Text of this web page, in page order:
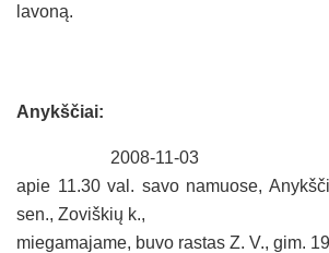
lavoną.
Anykščiai:
2008-11-03
apie 11.30 val. savo namuose,
sen., Zoviškių k.,
miegamajame, buvo rastas Z. V., gim.